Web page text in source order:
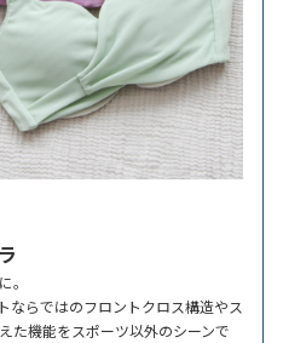
。
ならではのフロントクロス構造やス
た機能をスポーツ以外のシーンで